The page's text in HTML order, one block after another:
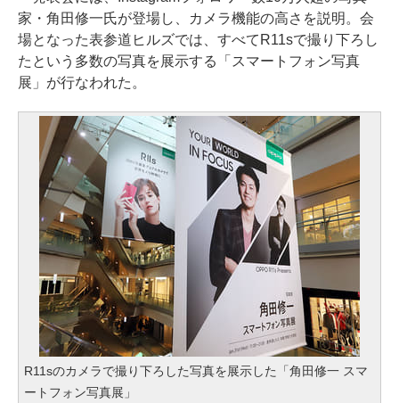
家・角田修一氏が登場し、カメラ機能の高さを説明。会
場となった表参道ヒルズでは、すべてR11sで撮り下ろし
たという多数の写真を展示する「スマートフォン写真
展」が行なわれた。
R11sのカメラで撮り下ろした写真を展示した「角田修一 スマ
ートフォン写真展」